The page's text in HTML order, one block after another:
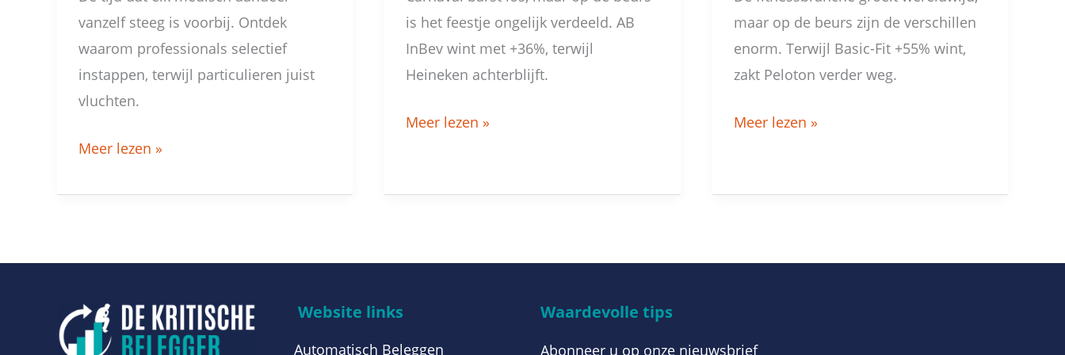
vanzelf steeg is voorbij. Ontdek
waarom professionals selectief
instappen, terwijl particulieren juist
vluchten.
Meer lezen »
is het feestje ongelijk verdeeld. AB
InBev wint met +36%, terwijl
Heineken achterblijft.
Meer lezen »
maar op de beurs zijn de verschillen
enorm. Terwijl Basic-Fit +55% wint,
zakt Peloton verder weg.
Meer lezen »
Website links
Automatisch Beleggen
Waardevolle tips
Abonneer u op onze nieuwsbrief